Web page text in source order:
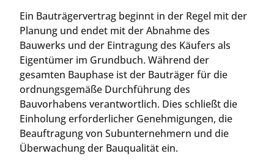
Ein Bauträgervertrag beginnt in der Regel mit der
Planung und endet mit der Abnahme des
Bauwerks und der Eintragung des Käufers als
Eigentümer im Grundbuch. Während der
gesamten Bauphase ist der Bauträger für die
ordnungsgemäße Durchführung des
Bauvorhabens verantwortlich. Dies schließt die
Einholung erforderlicher Genehmigungen, die
Beauftragung von Subunternehmern und die
Überwachung der Bauqualität ein.